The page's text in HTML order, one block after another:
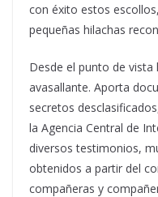
con éxito estos
pequeñas hilachas
Desde el punto de
avasallante. Aporta
secretos
la Agencia Central de
diversos testimonios,
obtenidos a partir del
compañeras y